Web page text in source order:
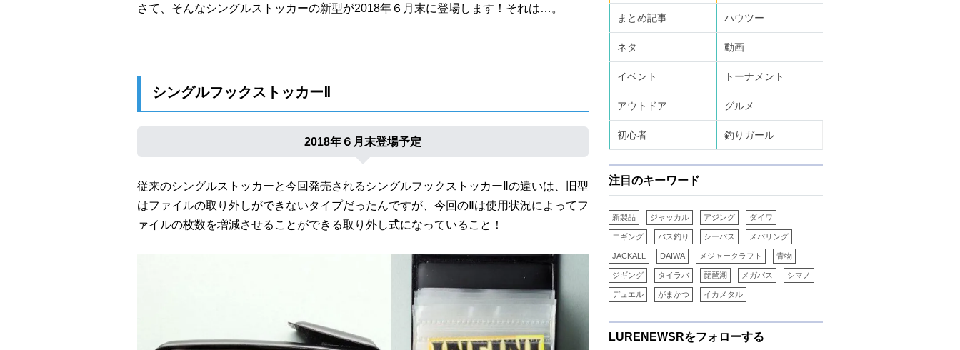
さて、そんなシングルストッカーの新型が2018年６月末に登場します！それは…。
シングルフックストッカーⅡ
2018年６月末登場予定
従来のシングルストッカーと今回発売されるシングルフックストッカーⅡの違いは、旧型
はファイルの取り外しができないタイプだったんですが、今回のⅡは使用状況によってフ
ァイルの枚数を増減させることができる取り外し式になっていること！
まとめ記事 ハウツー
ネタ 動画
イベント トーナメント
アウトドア グルメ
初心者 釣りガール
注目のキーワード
新製品 ジャッカル アジング ダイワ
エギング バス釣り シーバス メバリング
JACKALL DAIWA メジャークラフト 青物
ジギング タイラバ 琵琶湖 メガバス シマノ
デュエル がまかつ イカメタル
LURENEWSRをフォローする